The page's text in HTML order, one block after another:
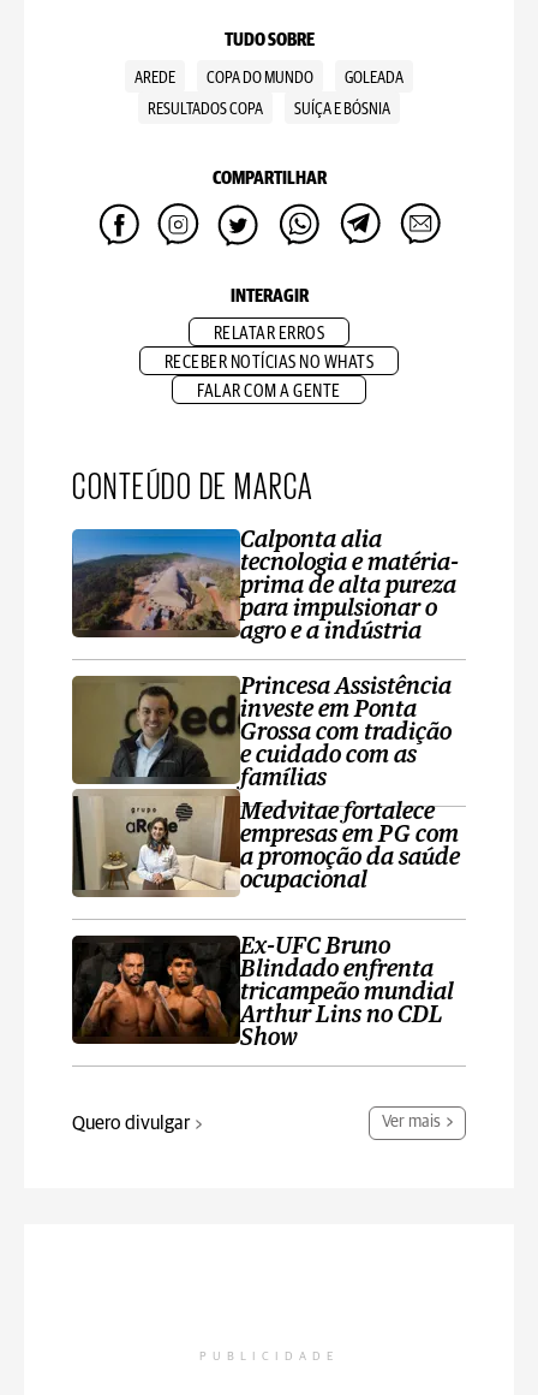
TUDO SOBRE
AREDE COPA DO MUNDO
GOLEADA
RESULTADOS COPA
SUÍÇA E BÓSNIA
COMPARTILHAR
INTERAGIR
RELATAR ERROS
RECEBER NOTÍCIAS NO WHATS
FALAR COM A GENTE
CONTEÚDO DE MARCA
Calponta alia
tecnologia e matéria-
prima de alta pureza
para impulsionar o
agro e a indústria
Princesa Assistência
investe em Ponta
Grossa com tradição
e cuidado com as
famílias
Medvitae fortalece
empresas em PG com
a promoção da saúde
ocupacional
Ex-UFC Bruno
Blindado enfrenta
tricampeão mundial
Arthur Lins no CDL
Show
Quero divulgar Ver mais
PUBLICIDADE